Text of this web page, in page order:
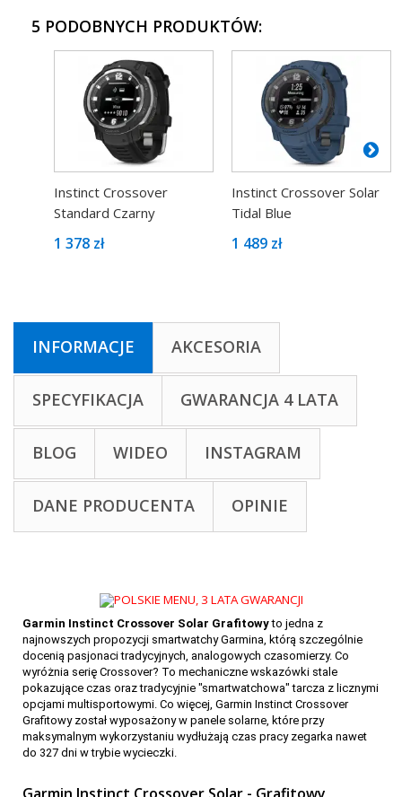
5 PODOBNYCH PRODUKTÓW:
Instinct Crossover
Standard Czarny
1 378 zł
Instinct Crossover Solar
Tidal Blue
1 489 zł
INFORMACJE AKCESORIA
SPECYFIKACJA GWARANCJA 4 LATA
BLOG WIDEO INSTAGRAM
DANE PRODUCENTA OPINIE
Garmin Instinct Crossover Solar Grafitowyto jedna z
najnowszych propozycji smartwatchy Garmina, którą szczególnie
docenią pasjonaci tradycyjnych, analogowych czasomierzy. Co
wyróżnia serię Crossover? To mechaniczne wskazówki stale
pokazujące czas oraz tradycyjnie "smartwatchowa" tarcza z licznymi
opcjami multisportowymi. Co więcej, Garmin Instinct Crossover
Grafitowy został wyposażony w panele solarne, które przy
maksymalnym wykorzystaniu wydłużają czas pracy zegarka nawet
do 327 dni w trybie wycieczki.